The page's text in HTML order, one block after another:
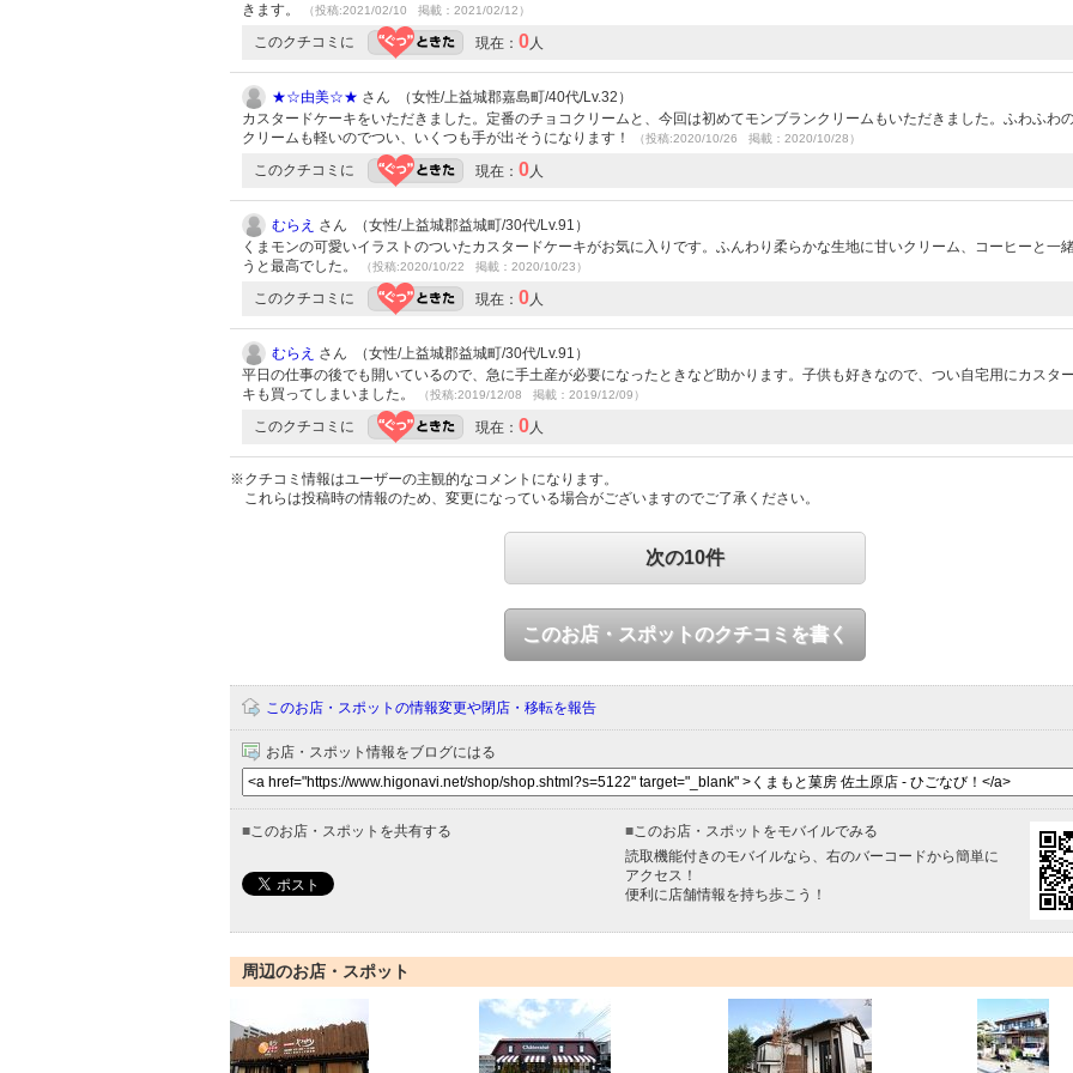
きます。
（投稿:2021/02/10 掲載：2021/02/12）
このクチコミに 現在： 0人
★☆由美☆★ さん （女性/上益城郡嘉島町/40代/Lv.32）
カスタードケーキをいただきました。定番のチョコクリームと、今回は初めてモンブランクリームもいただきました。ふわふわ
クリームも軽いのでつい、いくつも手が出そうになります！
（投稿:2020/10/26 掲載：2020/10/28）
このクチコミに 現在： 0人
むらえ さん （女性/上益城郡益城町/30代/Lv.91）
くまモンの可愛いイラストのついたカスタードケーキがお気に入りです。ふんわり柔らかな生地に甘いクリーム、コーヒーと一
うと最高でした。
（投稿:2020/10/22 掲載：2020/10/23）
このクチコミに 現在： 0人
むらえ さん （女性/上益城郡益城町/30代/Lv.91）
平日の仕事の後でも開いているので、急に手土産が必要になったときなど助かります。子供も好きなので、つい自宅用にカスタ
キも買ってしまいました。
（投稿:2019/12/08 掲載：2019/12/09）
このクチコミに 現在： 0人
※クチコミ情報はユーザーの主観的なコメントになります。
これらは投稿時の情報のため、変更になっている場合がございますのでご了承ください。
次の10件
このお店・スポットのクチコミを書く
このお店・スポットの情報変更や閉店・移転を報告
お店・スポット情報をブログにはる
■このお店・スポットを共有する ■このお店・スポットをモバイルでみる
読取機能付きのモバイルなら、右のバーコードから簡単に
アクセス！
便利に店舗情報を持ち歩こう！
周辺のお店・スポット